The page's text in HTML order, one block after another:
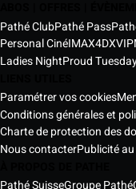
Pathé ClubPathé Pass
Personal CinéIMAX4DXVIP
Ladies NightProud
Paramétrer vos cookies
Conditions générales et
Charte de protection des
Nous contacterPublicité
Pathé SuisseGroupe Pathé